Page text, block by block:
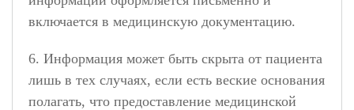
включается в медицинскую документацию.
6. Информация может быть скрыта от пациента
лишь в тех случаях, если есть веские основания
полагать, что предоставление медицинской